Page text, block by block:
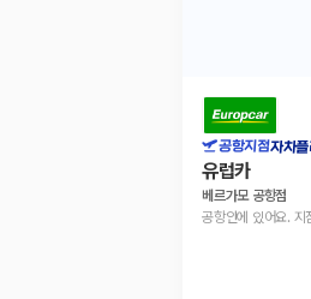
공항지점자차
유럽카
베르가모 공항점
공항안에 있어요. 지